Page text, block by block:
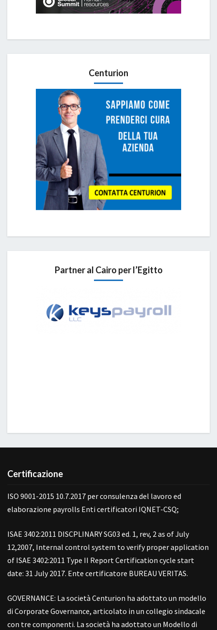
Centurion
Partner al Cairo per l’Egitto
Certificazione
ISO 9001-2015 10.7.2017 per consulenza del lavoro ed
elaborazione payrolls Enti certificatori IQNET-CSQ;
ISAE 3402:2011 DISCPLINARY SG03 ed. 1, rev, 2 as of July
12,2007, Internal control system to verify proper application
of ISAE 3402:2011 Type II Report Certification cycle start
date: 31 July 2017. Ente certificatore BUREAU VERITAS.
GOVERNANCE: La società Centurion ha adottato un modello
di Corporate Governance, articolato in un collegio sindacale
con tre componenti. La società ha adottato un Modello di